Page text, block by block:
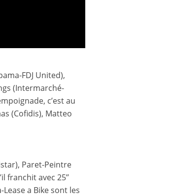
FDJ United),
(Intermarché-
c’est au
(Cofidis), Matteo
Paret-Peintre
franchit avec 25’’
a Bike sont les